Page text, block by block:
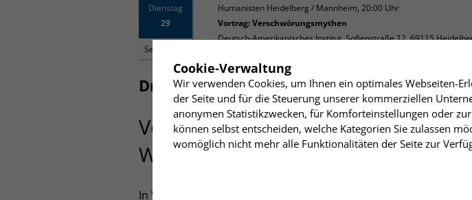
Dienstag
29
September
Humanisten Heidelberg / Mannheim 20:00 Uhr
Vortrag: Verschwörungsmythen
Deutsch-Amerikanisches Institut, Sofienstraße 12, 69115
Dr. Holm Gero Hümmler
Verschwörungsmythen
Wie wir mit verdrehten Fakten für
In Verbindung mit rechtspopulistischen und postfaktischen
Cookie-Verwaltung
Wir verwenden Cookies, um Ihnen ein optimales Webseiten-
der Seite und für die Steuerung unserer kommerziellen
anonymen Statistikzwecken, für Komforteinstellungen oder
können selbst entscheiden, welche Kategorien Sie zulassen
womöglich nicht mehr alle Funktionalitäten der Seite zur